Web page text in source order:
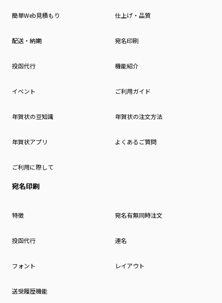
簡単Web見積もり 仕上げ・品質
配送・納期 宛名印刷
投函代行 機能紹介
イベント ご利用ガイド
年賀状の豆知識 年賀状の注文方法
年賀状アプリ よくあるご質問
ご利用に際して
宛名印刷
特徴 宛名有無同時注文
投函代行 連名
フォント レイアウト
送受履歴機能